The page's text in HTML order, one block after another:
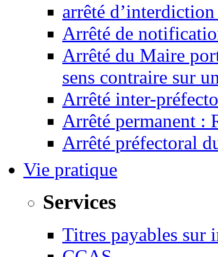
arrêté
Arrêté de
Arrêté du Maire
sens contraire sur
Arrêté inter-
Arrêté permanent :
Arrêté préfectoral
Vie pratique
Services
Titres payables sur